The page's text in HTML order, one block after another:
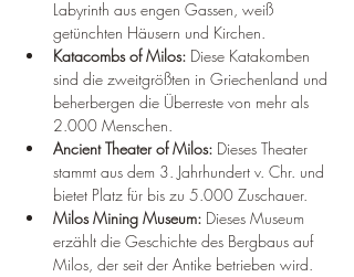
Labyrinth aus engen Gassen, weiß
getünchten Häusern und Kirchen.
Katacombs of Milos: Diese Katakomben
sind die zweitgrößten in Griechenland und
beherbergen die Überreste von mehr als
2.000 Menschen.
Ancient Theater of Milos: Dieses Theater
stammt aus dem 3. Jahrhundert v. Chr. und
bietet Platz für bis zu 5.000 Zuschauer.
Milos Mining Museum: Dieses Museum
erzählt die Geschichte des Bergbaus auf
Milos, der seit der Antike betrieben wird.